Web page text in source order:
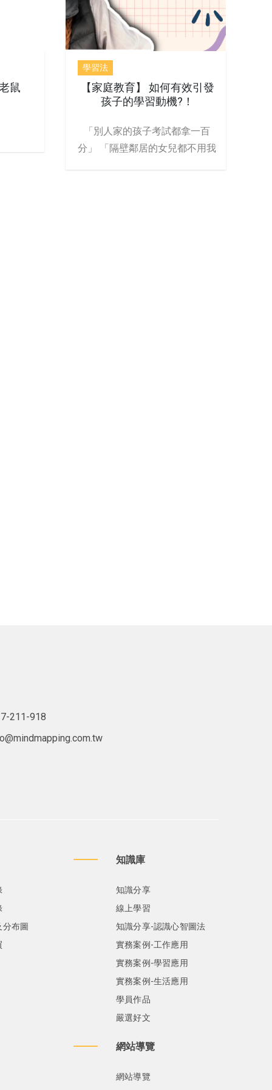
鼠
學習法
【家庭教育】 如何有效引發
孩子的學習動機?！
「別人家的孩子考試都拿一百
分」 「隔壁鄰居的女兒都不用我
211-918
布圖
知識庫
知識分享
線上學習
知識分享-認識心智圖法
實務案例-工作應用
實務案例-學習應用
實務案例-生活應用
學員作品
嚴選好文
網站導覽
網站導覽